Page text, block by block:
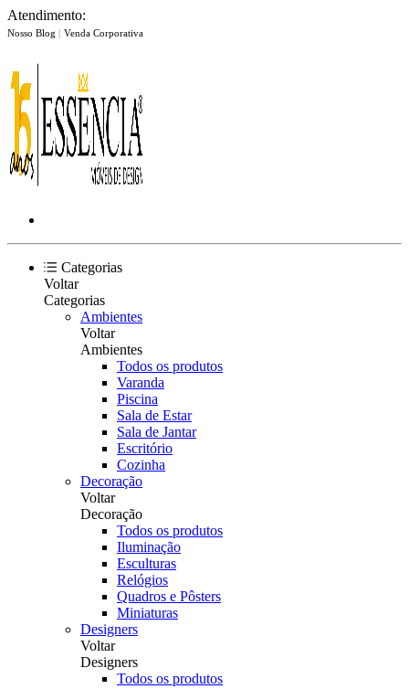
Atendimento:
Nosso Blog | Venda Corporativa
Categorias
Voltar
Categorias
Ambientes
Voltar
Ambientes
Todos os produtos
Varanda
Piscina
Sala de Estar
Sala de Jantar
Escritório
Cozinha
Decoração
Voltar
Decoração
Todos os produtos
Iluminação
Esculturas
Relógios
Quadros e Pôsters
Miniaturas
Designers
Voltar
Designers
Todos os produtos